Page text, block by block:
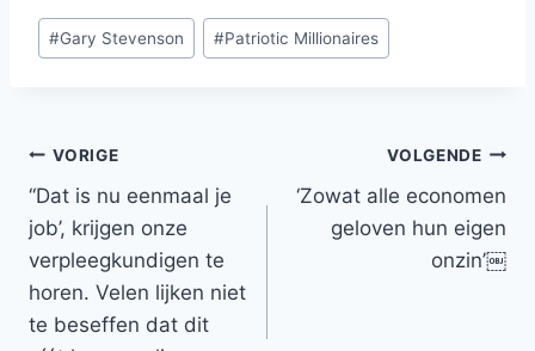
Bericht
tags:
#Gary Stevenson #Patriotic Millionaires
Bericht
navigatie
VORIGE
‘‘Dat is nu eenmaal je
job’, krijgen onze
verpleegkundigen te
horen. Velen lijken niet
te beseffen dat dit
VOLGENDE
‘Zowat alle economen
geloven hun eigen
onzin’￼